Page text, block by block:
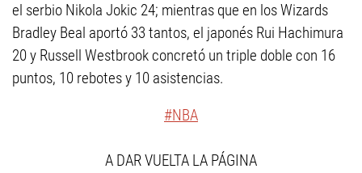
el serbio Nikola Jokic 24; mientras que en los Wizards
Bradley Beal aportó 33 tantos, el japonés Rui Hachimura
20 y Russell Westbrook concretó un triple doble con 16
puntos, 10 rebotes y 10 asistencias.
#NBA
A DAR VUELTA LA PÁGINA